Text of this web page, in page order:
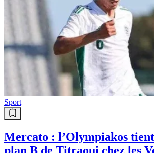
Sport
Mercato : l’Olympiakos